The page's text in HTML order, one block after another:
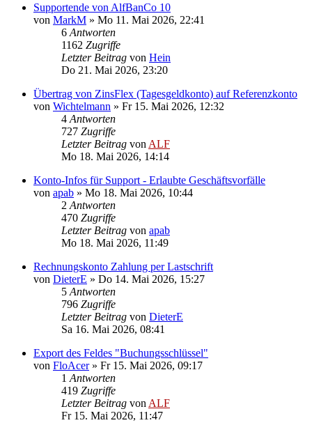
Supportende von AlfBanCo 10
von MarkM » Mo 11. Mai 2026, 22:41
6 Antworten
1162 Zugriffe
Letzter Beitrag von Hein
Do 21. Mai 2026, 23:20
Übertrag von ZinsFlex (Tagesgeldkonto) auf Referenzkonto
von Wichtelmann » Fr 15. Mai 2026, 12:32
4 Antworten
727 Zugriffe
Letzter Beitrag von ALF
Mo 18. Mai 2026, 14:14
Konto-Infos für Support - Erlaubte Geschäftsvorfälle
von apab » Mo 18. Mai 2026, 10:44
2 Antworten
470 Zugriffe
Letzter Beitrag von apab
Mo 18. Mai 2026, 11:49
Rechnungskonto Zahlung per Lastschrift
von DieterE » Do 14. Mai 2026, 15:27
5 Antworten
796 Zugriffe
Letzter Beitrag von DieterE
Sa 16. Mai 2026, 08:41
Export des Feldes "Buchungsschlüssel"
von FloAcer» Fr 15. Mai 2026, 09:17
1 Antworten
419 Zugriffe
Letzter Beitrag von ALF
Fr 15. Mai 2026, 11:47